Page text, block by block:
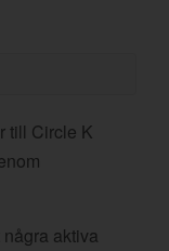
till Circle K
aktiva